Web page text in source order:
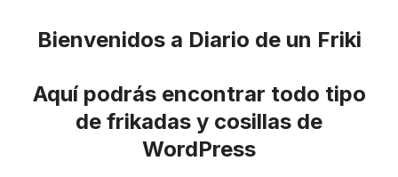
Bienvenidos a Diario de un Friki
Aquí podrás encontrar todo tipo
de frikadas y cosillas de
WordPress